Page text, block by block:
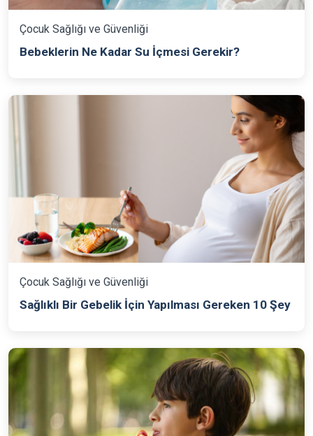
Çocuk Sağlığı ve Güvenliği
Bebeklerin Ne Kadar Su İçmesi Gerekir?
Çocuk Sağlığı ve Güvenliği
Sağlıklı Bir Gebelik İçin Yapılması Gereken 10 Şey